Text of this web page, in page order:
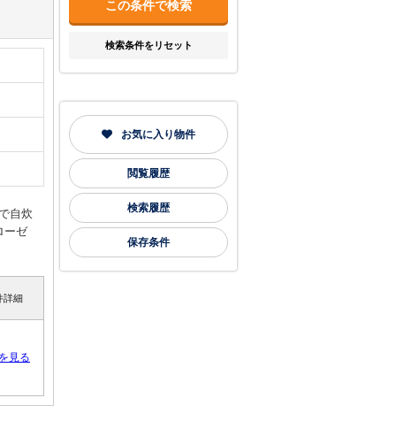
自炊
ーゼ
詳細
見る
検索条件をリセット
お気に入り物件
閲覧履歴
検索履歴
保存条件